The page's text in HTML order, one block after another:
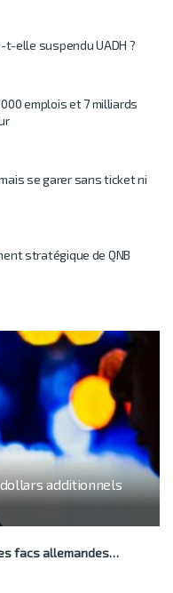
t-elle suspendu UADH ?
emplois et 7 milliards
se garer sans ticket ni
stratégique de QNB
additionnels
facs allemandes…